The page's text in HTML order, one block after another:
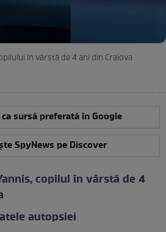
în vârstă de 4 ani din Craiova
sursă preferată în Google
SpyNews pe Discover
copilul în vârstă de 4
autopsiei